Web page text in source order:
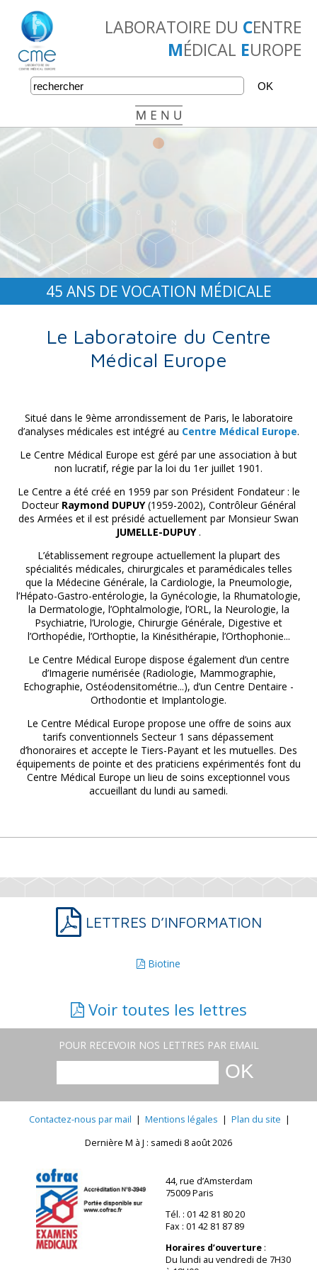
LABORATOIRE DU CENTRE
MÉDICAL EUROPE
•
45 ANS DE VOCATION MÉDICALE
Le Laboratoire du Centre
Médical Europe
Situé dans le 9ème arrondissement de Paris, le laboratoire
d’analyses médicales est intégré au Centre Médical Europe.
Le Centre Médical Europe est géré par une association à but
non lucratif, régie par la loi du 1er juillet 1901.
Le Centre a été créé en 1959 par son Président Fondateur : le
Docteur Raymond DUPUY(1959-2002), Contrôleur Général
des Armées et il est présidé actuellement par Monsieur Swan
JUMELLE-DUPUY .
L’établissement regroupe actuellement la plupart des
spécialités médicales, chirurgicales et paramédicales telles
que la Médecine Générale, la Cardiologie, la Pneumologie,
l’Hépato-Gastro-entérologie, la Gynécologie, la Rhumatologie,
la Dermatologie, l’Ophtalmologie, l’ORL, la Neurologie, la
Psychiatrie, l’Urologie, Chirurgie Générale, Digestive et
l’Orthopédie, l’Orthoptie, la Kinésithérapie, l’Orthophonie...
Le Centre Médical Europe dispose également d’un centre
d’Imagerie numérisée (Radiologie, Mammographie,
Echographie, Ostéodensitométrie...), d’un Centre Dentaire -
Orthodontie et Implantologie.
Le Centre Médical Europe propose une offre de soins aux
tarifs conventionnels Secteur 1 sans dépassement
d’honoraires et accepte le Tiers-Payant et les mutuelles. Des
équipements de pointe et des praticiens expérimentés font du
Centre Médical Europe un lieu de soins exceptionnel vous
accueillant du lundi au samedi.
LETTRES D’INFORMATION
Biotine
Voir toutes les lettres
POUR RECEVOIR NOS LETTRES PAR EMAIL
Contactez-nous par mail | Mentions légales | Plan du site |
Dernière M à J : samedi 8 août 2026
44, rue d’Amsterdam
75009 Paris
Tél. : 01 42 81 80 20
Fax : 01 42 81 87 89
Horaires d’ouverture:
Du lundi au vendredi de 7H30